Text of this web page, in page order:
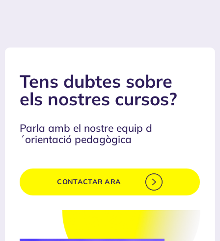
Tens dubtes sobre
els nostres cursos?
Parla amb el nostre equip d
´orientació pedagògica
CONTACTAR ARA